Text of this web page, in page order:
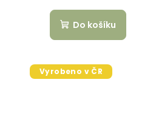
Do košíku
Vyrobeno v ČR